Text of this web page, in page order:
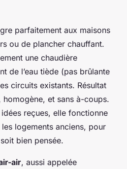
parfaitement aux maisons
ou de plancher chauffant.
une chaudière
de l’eau tiède (pas brûlante
circuits existants. Résultat
homogène, et sans à-coups.
reçues, elle fonctionne
logements anciens, pour
bien pensée.
air, aussi appelée